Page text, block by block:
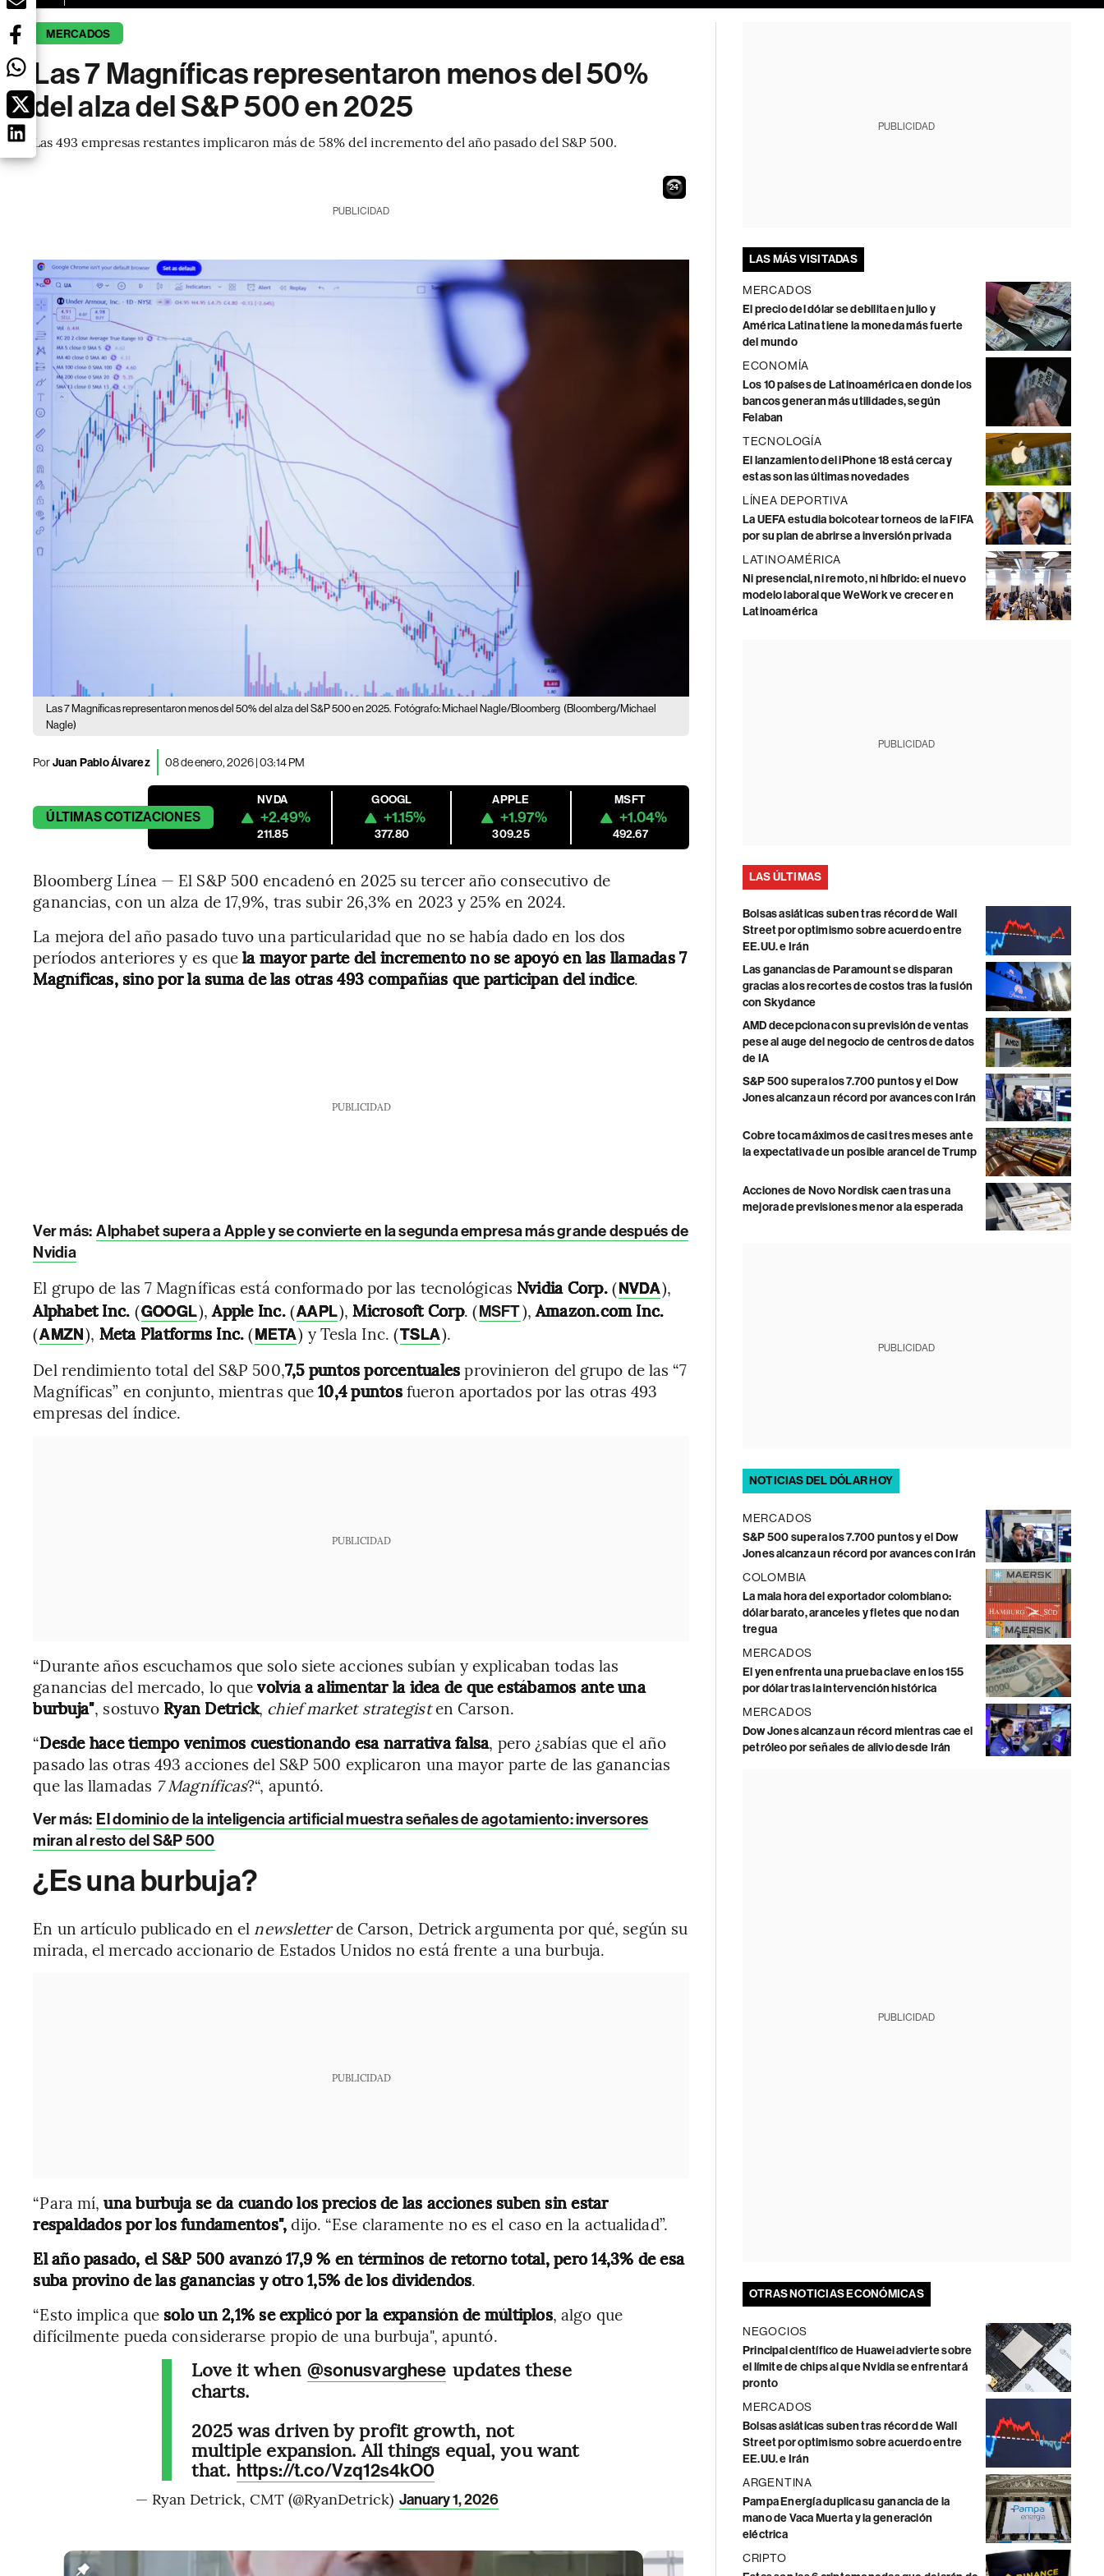
MERCADOS
Las 7 Magníficas representaron menos del 50%
del alza del S&P 500 en 2025
Las 493 empresas restantes implicaron más de 58% del incremento del año pasado del S&P 500.
23
PUBLICIDAD
Las 7 Magníficas representaron menos del 50% del alza del S&P 500 en 2025. Fotógrafo: Michael Nagle/Bloomberg (Bloomberg/Michael
Nagle)
PorJuan Pablo Álvarez 08 de enero, 2026 | 03:14 PM
ÚLTIMASCOTIZACIONES
NVDA
+2.49%
211.85
GOOGL
+1.15%
377.80
APPLE
+1.97%
309.25
MSFT
+1.04%
492.67
Bloomberg Línea — El S&P 500 encadenó en 2025 su tercer año consecutivo de
ganancias, con un alza de 17,9%, tras subir 26,3% en 2023 y 25% en 2024.
La mejora del año pasado tuvo una particularidad que no se había dado en los dos
períodos anteriores y es quela mayor parte del incremento no se apoyó en las llamadas 7
Magníficas, sino por la suma de las otras 493 compañías que participan del índice.
PUBLICIDAD
Ver más: Alphabet supera a Apple y se convierte en la segunda empresa más grande después de
Nvidia
El grupo de las 7 Magníficas está conformado por las tecnológicas Nvidia Corp.(NVDA),
Alphabet Inc. (GOOGL),Apple Inc.(AAPL), Microsoft Corp. (MSFT),Amazon.com Inc.
(AMZN), Meta Platforms Inc.(META) y Tesla Inc. (TSLA).
Del rendimiento total del S&P 500,7,5 puntos porcentualesprovinieron del grupo de las “7
Magníficas” en conjunto, mientras que10,4 puntosfueron aportados por las otras 493
empresas del índice.
PUBLICIDAD
“Durante años escuchamos que solo siete acciones subían y explicaban todas las
ganancias del mercado, lo quevolvía a alimentar la idea de que estábamos ante una
burbuja", sostuvo Ryan Detrick, chief market strategisten Carson.
“Desde hace tiempo venimos cuestionando esa narrativa falsa, pero ¿sabías que el año
pasado las otras 493 acciones del S&P 500 explicaron una mayor parte de las ganancias
que las llamadas 7 Magníficas?“, apuntó.
Ver más: El dominio de la inteligencia artificial muestra señales de agotamiento: inversores
miran al resto del S&P 500
¿Es una burbuja?
En un artículo publicado en el newsletterde Carson, Detrick argumenta por qué, según su
mirada, el mercado accionario de Estados Unidos no está frente a una burbuja.
PUBLICIDAD
“Para mí,una burbuja se da cuando los precios de las acciones suben sin estar
respaldados por los fundamentos",dijo. “Ese claramente no es el caso en la actualidad”.
El año pasado, el S&P 500 avanzó 17,9 % en términos de retorno total, pero 14,3% de esa
suba provino de las ganancias y otro 1,5% de los dividendos.
“Esto implica que solo un 2,1% se explicó por la expansión de múltiplos, algo que
difícilmente pueda considerarse propio de una burbuja", apuntó.
Love it when @sonusvarghese updates these
charts.
2025 was driven by profit growth, not
multiple expansion. All things equal, you want
that. https://t.co/Vzq12s4kO0
— Ryan Detrick, CMT (@RyanDetrick) January 1, 2026
PUBLICIDAD
LAS MÁS VISITADAS
MERCADOS
El precio del dólar se debilita en julio y
América Latina tiene la moneda más fuerte
del mundo
ECONOMÍA
Los 10 países de Latinoamérica en donde los
bancos generan más utilidades, según
Felaban
TECNOLOGÍA
El lanzamiento del iPhone 18 está cerca y
estas son las últimas novedades
LÍNEA DEPORTIVA
La UEFA estudia boicotear torneos de la FIFA
por su plan de abrirse a inversión privada
LATINOAMÉRICA
Ni presencial, ni remoto, ni híbrido: el nuevo
modelo laboral que WeWork ve crecer en
Latinoamérica
PUBLICIDAD
LAS ÚLTIMAS
Bolsas asiáticas suben tras récord de Wall
Street por optimismo sobre acuerdo entre
EE.UU. e Irán
Las ganancias de Paramount se disparan
gracias a los recortes de costos tras la fusión
con Skydance
AMD decepciona con su previsión de ventas
pese al auge del negocio de centros de datos
de IA
S&P 500 supera los 7.700 puntos y el Dow
Jones alcanza un récord por avances con Irán
Cobre toca máximos de casi tres meses ante
la expectativa de un posible arancel de Trump
Acciones de Novo Nordisk caen tras una
mejora de previsiones menor a la esperada
PUBLICIDAD
NOTICIAS DEL DÓLAR HOY
MERCADOS
S&P 500 supera los 7.700 puntos y el Dow
Jones alcanza un récord por avances con Irán
COLOMBIA
La mala hora del exportador colombiano:
dólar barato, aranceles y fletes que no dan
tregua
MERCADOS
El yen enfrenta una prueba clave en los 155
por dólar tras la intervención histórica
MERCADOS
Dow Jones alcanza un récord mientras cae el
petróleo por señales de alivio desde Irán
PUBLICIDAD
OTRAS NOTICIAS ECONÓMICAS
NEGOCIOS
Principal científico de Huawei advierte sobre
el límite de chips al que Nvidia se enfrentará
pronto
MERCADOS
Bolsas asiáticas suben tras récord de Wall
Street por optimismo sobre acuerdo entre
EE.UU. e Irán
ARGENTINA
Pampa Energía duplica su ganancia de la
mano de Vaca Muerta y la generación
eléctrica
CRIPTO